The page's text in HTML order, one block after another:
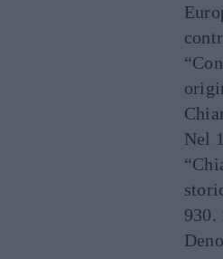
Nel
930.